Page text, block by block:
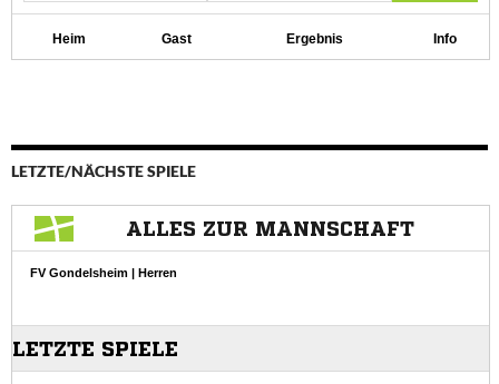
LETZTE/NÄCHSTE SPIELE